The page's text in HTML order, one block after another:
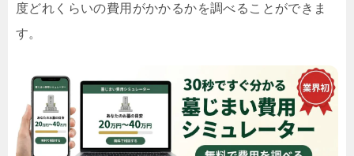
度どれくらいの費用がかかるかを調べることができま
す。